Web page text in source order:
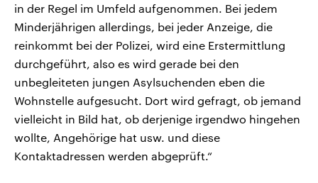
in der Regel im Umfeld aufgenommen. Bei jedem
Minderjährigen allerdings, bei jeder Anzeige, die
reinkommt bei der Polizei, wird eine Erstermittlung
durchgeführt, also es wird gerade bei den
unbegleiteten jungen Asylsuchenden eben die
Wohnstelle aufgesucht. Dort wird gefragt, ob jemand
vielleicht in Bild hat, ob derjenige irgendwo hingehen
wollte, Angehörige hat usw. und diese
Kontaktadressen werden abgeprüft.“